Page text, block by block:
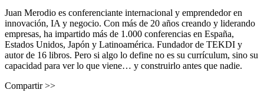
Juan Merodio es conferenciante internacional y emprendedor en
innovación, IA y negocio. Con más de 20 años creando y liderando
empresas, ha impartido más de 1.000 conferencias en España,
Estados Unidos, Japón y Latinoamérica. Fundador de TEKDI y
autor de 16 libros. Pero si algo lo define no es su currículum, sino su
capacidad para ver lo que viene… y construirlo antes que nadie.
Compartir >>